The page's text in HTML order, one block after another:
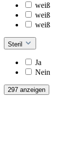
weiß
weiß
weiß
Steril
Ja
Nein
297 anzeigen